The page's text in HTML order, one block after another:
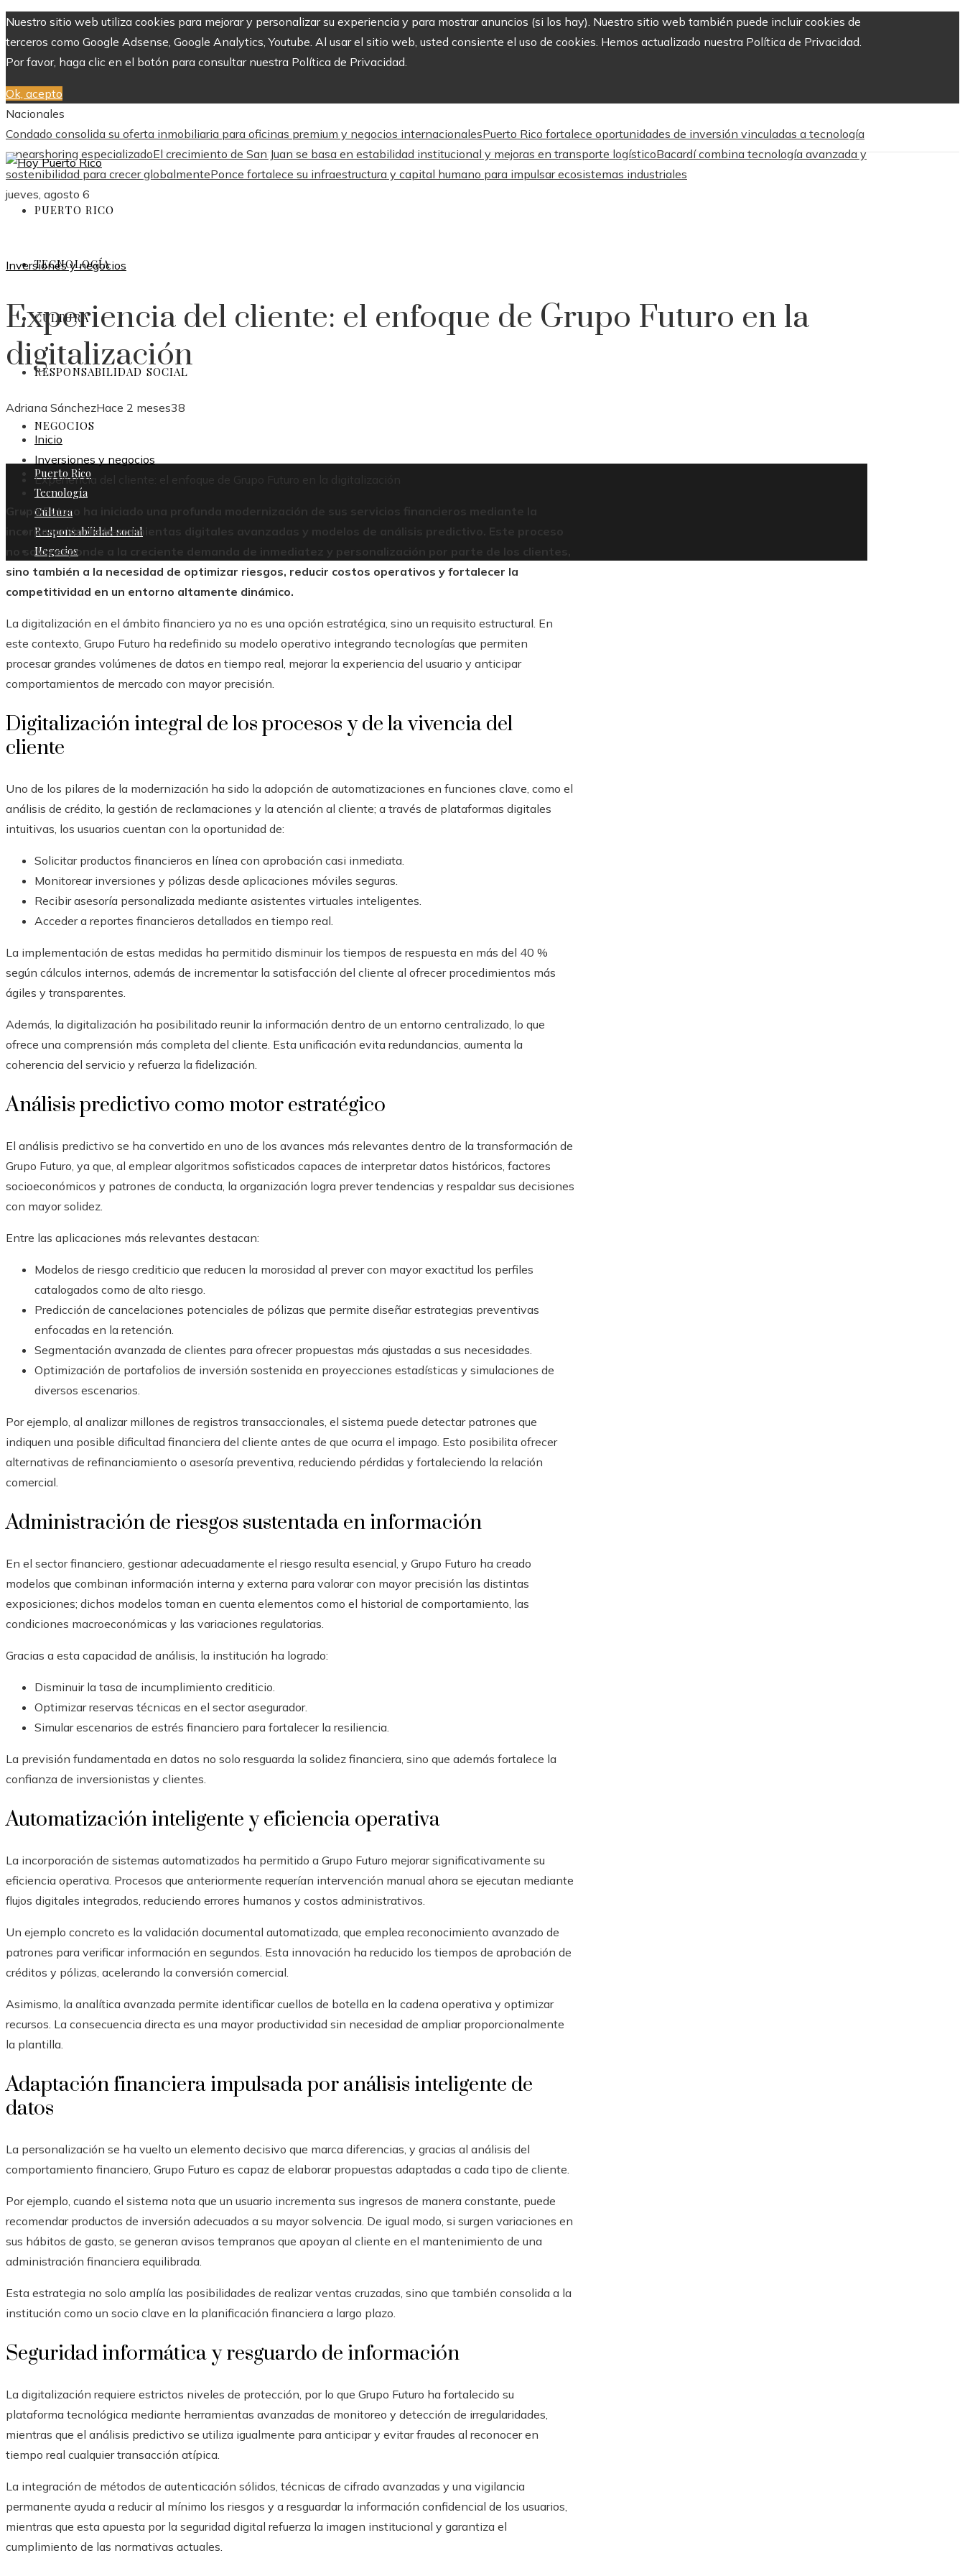
Nuestro sitio web utiliza cookies para mejorar y personalizar su experiencia y para mostrar anuncios (si los hay). Nuestro sitio web también puede incluir cookies de
terceros como Google Adsense, Google Analytics, Youtube. Al usar el sitio web, usted consiente el uso de cookies. Hemos actualizado nuestra Política de Privacidad.
Por favor, haga clic en el botón para consultar nuestra Política de Privacidad.
Ok, acepto
Nacionales
Condado consolida su oferta inmobiliaria para oficinas premium y negocios internacionalesPuerto Rico fortalece oportunidades de inversión vinculadas a tecnología
y nearshoring especializadoEl crecimiento de San Juan se basa en estabilidad institucional y mejoras en transporte logísticoBacardí combina tecnología avanzada y
sostenibilidad para crecer globalmentePonce fortalece su infraestructura y capital humano para impulsar ecosistemas industriales
jueves, agosto 6
PUERTO RICO
TECNOLOGÍA
CULTURA
RESPONSABILIDAD SOCIAL
NEGOCIOS
Puerto Rico
Tecnología
Cultura
Responsabilidad social
Negocios
Inversiones y negocios
Experiencia del cliente: el enfoque de Grupo Futuro en la
digitalización
Adriana SánchezHace 2 meses38
Inicio
Inversiones y negocios
Experiencia del cliente: el enfoque de Grupo Futuro en la digitalización
Grupo Futuro ha iniciado una profunda modernización de sus servicios financieros mediante la
incorporación de herramientas digitales avanzadas y modelos de análisis predictivo. Este proceso
no solo responde a la creciente demanda de inmediatez y personalización por parte de los clientes,
sino también a la necesidad de optimizar riesgos, reducir costos operativos y fortalecer la
competitividad en un entorno altamente dinámico.
La digitalización en el ámbito financiero ya no es una opción estratégica, sino un requisito estructural. En
este contexto, Grupo Futuro ha redefinido su modelo operativo integrando tecnologías que permiten
procesar grandes volúmenes de datos en tiempo real, mejorar la experiencia del usuario y anticipar
comportamientos de mercado con mayor precisión.
Digitalización integral de los procesos y de la vivencia del
cliente
Uno de los pilares de la modernización ha sido la adopción de automatizaciones en funciones clave, como el
análisis de crédito, la gestión de reclamaciones y la atención al cliente; a través de plataformas digitales
intuitivas, los usuarios cuentan con la oportunidad de:
Solicitar productos financieros en línea con aprobación casi inmediata.
Monitorear inversiones y pólizas desde aplicaciones móviles seguras.
Recibir asesoría personalizada mediante asistentes virtuales inteligentes.
Acceder a reportes financieros detallados en tiempo real.
La implementación de estas medidas ha permitido disminuir los tiempos de respuesta en más del 40 %
según cálculos internos, además de incrementar la satisfacción del cliente al ofrecer procedimientos más
ágiles y transparentes.
Además, la digitalización ha posibilitado reunir la información dentro de un entorno centralizado, lo que
ofrece una comprensión más completa del cliente. Esta unificación evita redundancias, aumenta la
coherencia del servicio y refuerza la fidelización.
Análisis predictivo como motor estratégico
El análisis predictivo se ha convertido en uno de los avances más relevantes dentro de la transformación de
Grupo Futuro, ya que, al emplear algoritmos sofisticados capaces de interpretar datos históricos, factores
socioeconómicos y patrones de conducta, la organización logra prever tendencias y respaldar sus decisiones
con mayor solidez.
Entre las aplicaciones más relevantes destacan:
Modelos de riesgo crediticio que reducen la morosidad al prever con mayor exactitud los perfiles
catalogados como de alto riesgo.
Predicción de cancelaciones potenciales de pólizas que permite diseñar estrategias preventivas
enfocadas en la retención.
Segmentación avanzada de clientes para ofrecer propuestas más ajustadas a sus necesidades.
Optimización de portafolios de inversión sostenida en proyecciones estadísticas y simulaciones de
diversos escenarios.
Por ejemplo, al analizar millones de registros transaccionales, el sistema puede detectar patrones que
indiquen una posible dificultad financiera del cliente antes de que ocurra el impago. Esto posibilita ofrecer
alternativas de refinanciamiento o asesoría preventiva, reduciendo pérdidas y fortaleciendo la relación
comercial.
Administración de riesgos sustentada en información
En el sector financiero, gestionar adecuadamente el riesgo resulta esencial, y Grupo Futuro ha creado
modelos que combinan información interna y externa para valorar con mayor precisión las distintas
exposiciones; dichos modelos toman en cuenta elementos como el historial de comportamiento, las
condiciones macroeconómicas y las variaciones regulatorias.
Gracias a esta capacidad de análisis, la institución ha logrado:
Disminuir la tasa de incumplimiento crediticio.
Optimizar reservas técnicas en el sector asegurador.
Simular escenarios de estrés financiero para fortalecer la resiliencia.
La previsión fundamentada en datos no solo resguarda la solidez financiera, sino que además fortalece la
confianza de inversionistas y clientes.
Automatización inteligente y eficiencia operativa
La incorporación de sistemas automatizados ha permitido a Grupo Futuro mejorar significativamente su
eficiencia operativa. Procesos que anteriormente requerían intervención manual ahora se ejecutan mediante
flujos digitales integrados, reduciendo errores humanos y costos administrativos.
Un ejemplo concreto es la validación documental automatizada, que emplea reconocimiento avanzado de
patrones para verificar información en segundos. Esta innovación ha reducido los tiempos de aprobación de
créditos y pólizas, acelerando la conversión comercial.
Asimismo, la analítica avanzada permite identificar cuellos de botella en la cadena operativa y optimizar
recursos. La consecuencia directa es una mayor productividad sin necesidad de ampliar proporcionalmente
la plantilla.
Adaptación financiera impulsada por análisis inteligente de
datos
La personalización se ha vuelto un elemento decisivo que marca diferencias, y gracias al análisis del
comportamiento financiero, Grupo Futuro es capaz de elaborar propuestas adaptadas a cada tipo de cliente.
Por ejemplo, cuando el sistema nota que un usuario incrementa sus ingresos de manera constante, puede
recomendar productos de inversión adecuados a su mayor solvencia. De igual modo, si surgen variaciones en
sus hábitos de gasto, se generan avisos tempranos que apoyan al cliente en el mantenimiento de una
administración financiera equilibrada.
Esta estrategia no solo amplía las posibilidades de realizar ventas cruzadas, sino que también consolida a la
institución como un socio clave en la planificación financiera a largo plazo.
Seguridad informática y resguardo de información
La digitalización requiere estrictos niveles de protección, por lo que Grupo Futuro ha fortalecido su
plataforma tecnológica mediante herramientas avanzadas de monitoreo y detección de irregularidades,
mientras que el análisis predictivo se utiliza igualmente para anticipar y evitar fraudes al reconocer en
tiempo real cualquier transacción atípica.
La integración de métodos de autenticación sólidos, técnicas de cifrado avanzadas y una vigilancia
permanente ayuda a reducir al mínimo los riesgos y a resguardar la información confidencial de los usuarios,
mientras que esta apuesta por la seguridad digital refuerza la imagen institucional y garantiza el
cumplimiento de las normativas actuales.